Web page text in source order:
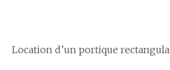
Location d’un portique